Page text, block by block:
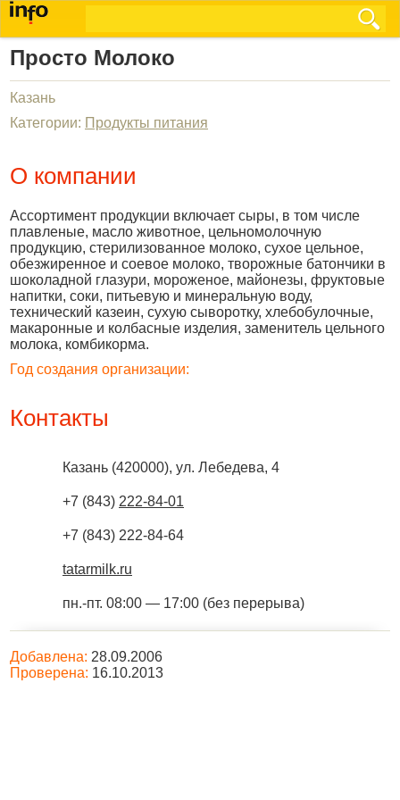
Просто Молоко
Казань
Категории: Продукты питания
О компании
Ассортимент продукции включает сыры, в том числе
плавленые, масло животное, цельномолочную
продукцию, стерилизованное молоко, сухое цельное,
обезжиренное и соевое молоко, творожные батончики в
шоколадной глазури, мороженое, майонезы, фруктовые
напитки, соки, питьевую и минеральную воду,
технический казеин, сухую сыворотку, хлебобулочные,
макаронные и колбасные изделия, заменитель цельного
молока, комбикорма.
Год создания организации:
Контакты
Казань (420000), ул. Лебедева, 4
+7 (843) 222-84-01
+7 (843) 222-84-64
tatarmilk.ru
пн.-пт. 08:00 — 17:00 (без перерыва)
Добавлена: 28.09.2006
Проверена: 16.10.2013